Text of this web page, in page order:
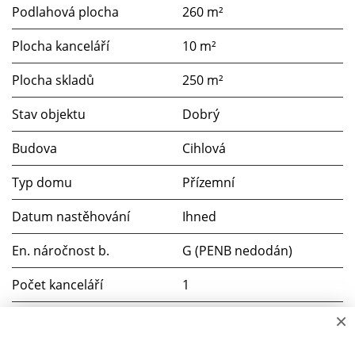
Podlahová plocha
260 m²
Plocha kanceláří
10 m²
Plocha skladů
250 m²
Stav objektu
Dobrý
Budova
Cihlová
Typ domu
Přízemní
Datum nastěhování
Ihned
En. náročnost b.
G (PENB nedodán)
Počet kanceláří
1
×